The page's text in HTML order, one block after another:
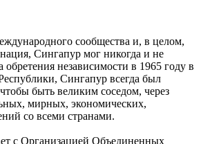
сообщества и, в целом,
Сингапур мог никогда и не
обретения независимости в 1965 году в
Сингапур всегда был
быть великим соседом, через
мирных, экономических,
со всеми странами.
с Организацией Объединенных